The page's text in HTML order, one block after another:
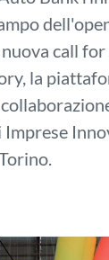
call
la
Imprese